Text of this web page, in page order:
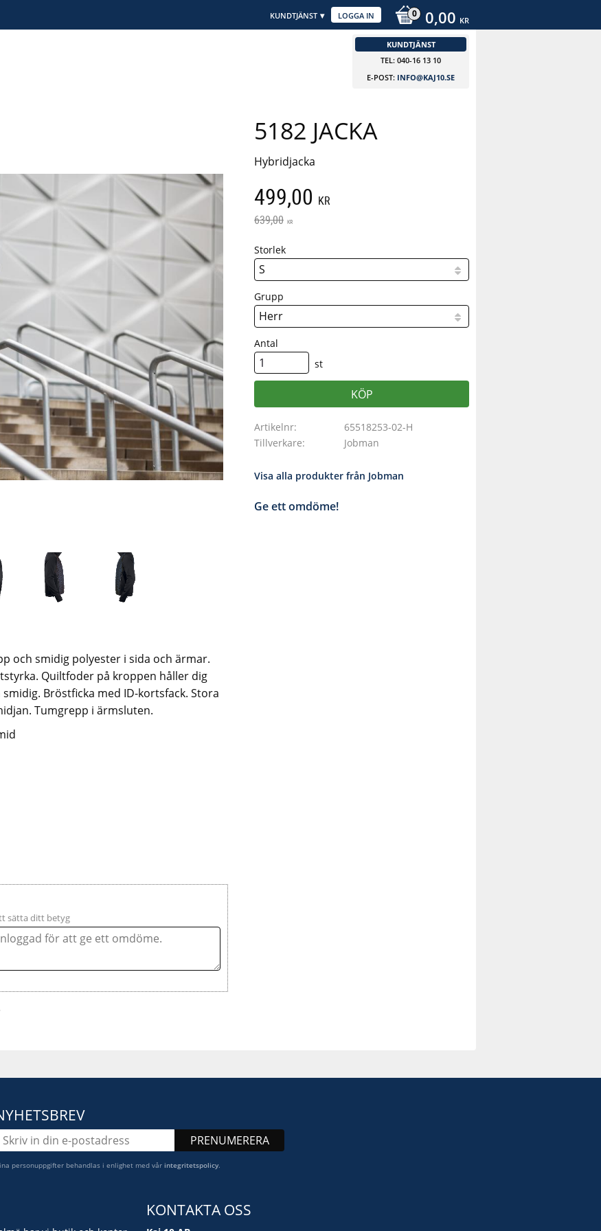
0,00 KR
LOGGA IN
KUNDTJÄNST
KUNDTJÄNST
TEL: 040-16 13 10
E-POST: INFO@KAJ10.SE
5182 JACKA
Hybridjacka
Nedsatt pris:
499,00 KR
Ordinarie pris:
639,00 KR
Storlek
Grupp
Antal
st
KÖP
Artikelnr
65518253-02-H
Tillverkare
Jobman
Visa alla produkter från Jobman
Ge ett omdöme!
och smidig polyester i sida och ärmar.
Quiltfoder på kroppen håller dig
Bröstficka med ID-kortsfack. Stora
Tumgrepp i ärmsluten.
sätta ditt betyg
PRENUMERERA
personuppgifter behandlas i enlighet med vår integritetspolicy.
KONTAKTA OSS